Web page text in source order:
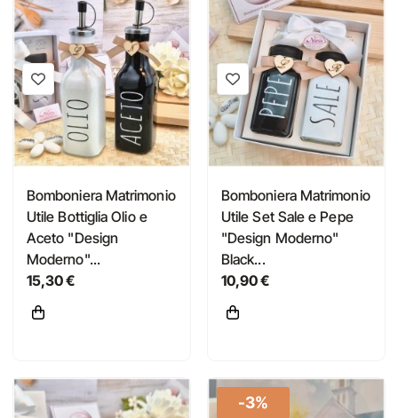
Bomboniera Matrimonio
Utile Bottiglia Olio e
Aceto "Design
Moderno"...
15,30 €
Bomboniera Matrimonio
Utile Set Sale e Pepe
"Design Moderno"
Black...
10,90 €
-3%